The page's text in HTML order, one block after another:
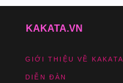
KAKATA.VN
GIỚI THIỆU VỀ KAKATA
DIỄN ĐÀN